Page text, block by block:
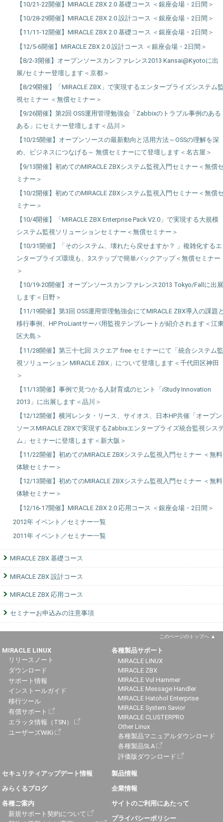
【10/21-22開催】MIRACLE ZBX 2.0 基礎コース ＜銀座会場・2日間＞
【10/28-29開催】MIRACLE ZBX 2.0 設計コース ＜銀座会場・2日間＞
【11/11-12開催】MIRACLE ZBX 2.0 基礎コース ＜銀座会場・2日間＞
【12/5-6開催】MIRACLE ZBX 2.0 設計コース ＜銀座会場・2日間＞
【8/2-3開催】オープンソースカンファレンス2013 Kansai@Kyotoに出
展/セミナー登壇します＜京都＞
【8/29開催】「MIRACLE ZBX」で実現するエンタープライズシステム
視セミナー ＜無償セミナー＞
【9/26開催】第2回 OSS運用管理勉強会「Zabbixのトラブル事例のある
ある」にセミナー登壇します＜品川＞
【10/25開催】オープンソースの最新動向と活用方法～OSSの理解を深
め、ビジネスにつなげる～ 無償セミナーにて登壇します＜名古屋＞
【9/13開催】初めてのMIRACLE ZBXシステム監視入門セミナー＜無償
ミナー＞
【10/2開催】初めてのMIRACLE ZBXシステム監視入門セミナー＜無償
ミナー＞
【10/4開催】「MIRACLE ZBX Enterprise Pack V2.0」で実現する大規模
システム監視ソリューションセミナー＜無償セミナー＞
【10/31開催】「そのシステム、壊れたら戻せますか？ 」複雑化するエ
ンタープライズ環境も、3ステップで簡単バックアップ＜無償セミナー
＞
【10/19-20開催】オープンソースカンファレンス2013 Tokyo/Fallに出展
します＜日野＞
【11/19開催】第3回 OSS運用管理勉強会にてMIRACLE ZBX導入の課題
移行事例、HP ProLiantサーバ用監視テンプレートが紹介されます＜江
区大島＞
【11/28開催】第三十七回 スクエア free セミナーにて「統合システム監
視ソリューション MIRACLE ZBX」について登壇します＜千代田区神田
＞
【11/13開催】事例で見つかる人財育成のヒント「iStudy Innovation
2013」に出展します＜品川＞
【12/12開催】横河レンタ・リース、サイオス、日本HP共催「オープン
ソースMIRACLE ZBXで実現するZabbixエンタープライズ統合監視シス
ム」セミナーに登壇します＜新大阪＞
【11/22開催】初めてのMIRACLE ZBXシステム監視入門セミナー ＜無料
体験セミナー＞
【12/13開催】初めてのMIRACLE ZBXシステム監視入門セミナー ＜無料
体験セミナー＞
【12/16-17開催】MIRACLE ZBX 2.0 応用コース ＜銀座会場・2日間＞
2012年 イベント／セミナー一覧
2011年 イベント／セミナー一覧
MIRACLE ZBX 基礎コース
MIRACLE ZBX 設計コース
MIRACLE ZBX 応用コース
セミナーお申込みの注意事項
このページのトップへ
MIRACLE LINUX
リリースノート
ダウンロード
サポート情報
インストールガイド
移行ツール
有償サポート
エラッタ情報（TSN）
ユーザーズWiKi
各種製品サポート
MIRACLE LINUX
MIRACLE ZBX
MIRACLE Vul Hammer
MIRACLE Message Handler
MIRACLE Hatohol Enterprise
MIRACLE System Savior
MIRACLE CLUSTERPRO
Other Linux
各種製品マニュアルダウンロード
各種製品SLA
評価版ダウンロード
セキュリティアップデート情報
みらくるブログ
各種ご案内
新規サポート契約について
製品情報
企業情報
サイトのご利用にあたって
プライバシーポリシー